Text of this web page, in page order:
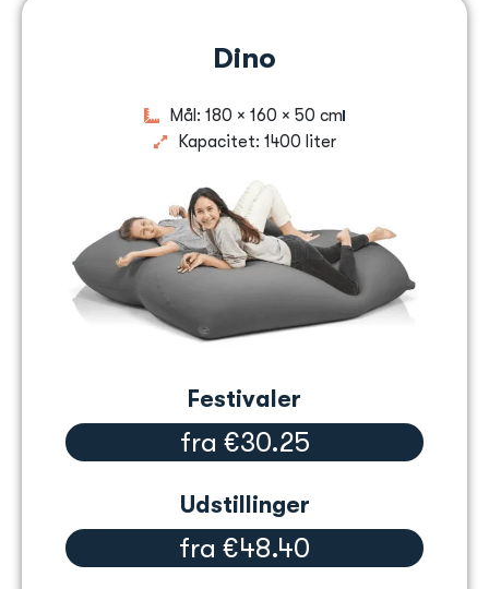
Dino
Mål: 180 × 160 × 50 cm
Kapacitet: 1400 liter
Festivaler
fra €30.25
Udstillinger
fra €48.40